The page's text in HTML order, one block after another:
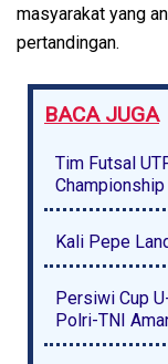
masyarakat yang
pertandingan.
BACA JUGA
Tim Futsal
Kali Pepe
Persiwi Cup
Polri-TNI